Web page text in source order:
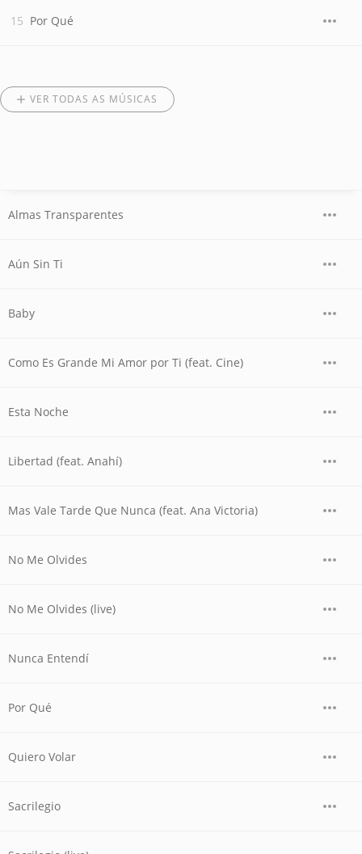
Por Qué
VER TODAS AS MÚSICAS
Almas Transparentes
Aún Sin Ti
Baby
Como Es Grande Mi Amor por Ti (feat. Cine)
Esta Noche
Libertad (feat. Anahí)
Mas Vale Tarde Que Nunca (feat. Ana Victoria)
No Me Olvides
No Me Olvides (live)
Nunca Entendí
Por Qué
Quiero Volar
Sacrilegio